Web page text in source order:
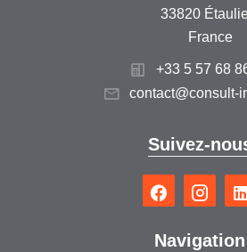
33820
France
+33 5 57 68
contact@consult-
Suivez-
Navigation